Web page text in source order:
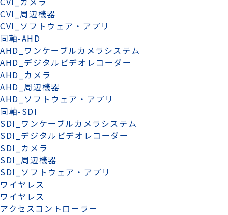
CVI_周辺機器
CVI_ソフトウェア・アプリ
同軸-AHD
AHD_ワンケーブルカメラシステム
AHD_デジタルビデオレコーダー
AHD_カメラ
AHD_周辺機器
AHD_ソフトウェア・アプリ
同軸-SDI
SDI_ワンケーブルカメラシステム
SDI_デジタルビデオレコーダー
SDI_カメラ
SDI_周辺機器
SDI_ソフトウェア・アプリ
ワイヤレス
ワイヤレス
アクセスコントローラー